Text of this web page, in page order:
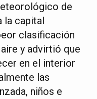
de
la capital
clasificación
y advirtió que
en el interior
las
niños e